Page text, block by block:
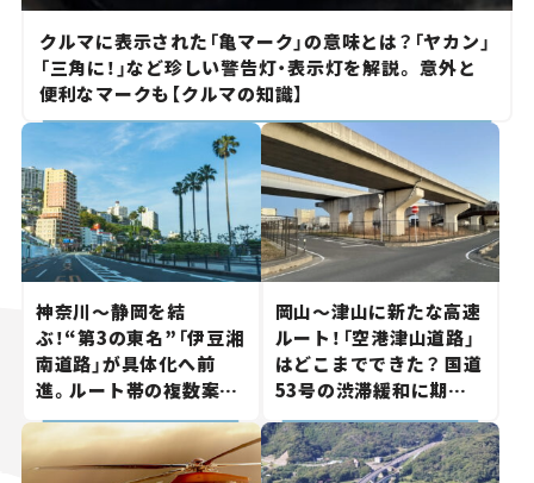
クルマに表示された「亀マーク」の意味とは？「ヤカン」
「三角に！」など珍しい警告灯・表示灯を解説。 意外と
便利なマークも【クルマの知識】
神奈川～静岡を結
ぶ！“第3の東名”「伊豆湘
南道路」が具体化へ前
進。ルート帯の複数案検
討へ。熱海まで信号ゼロ
が実現？ 【いま気になる
道路計画】
岡山～津山に新たな高速
ルート！「空港津山道路」
はどこまでできた？ 国道
53号の渋滞緩和に期待。
岡山市側でも動きが【い
ま気になる道路計画】